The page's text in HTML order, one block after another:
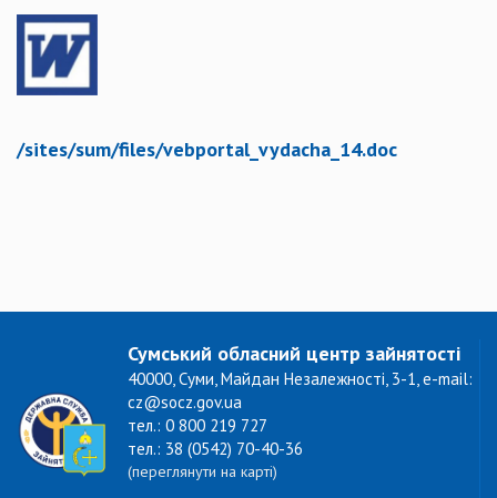
/sites/sum/files/vebportal_vydacha_14.doc
Сумський обласний центр зайнятості
40000, Суми, Майдан Незалежності, 3-1, e-mail:
cz@socz.gov.ua
тел.: 0 800 219 727
тел.: 38 (0542) 70-40-36
(переглянути на карті)